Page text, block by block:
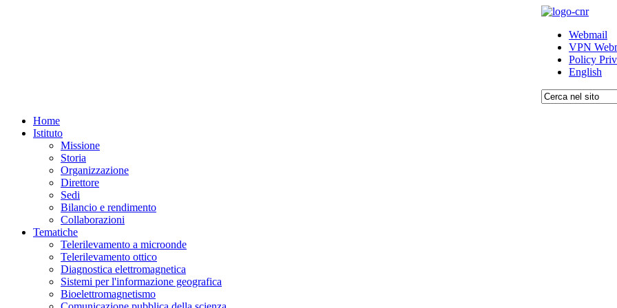
Webmail
VPN
Policy
English
Home
Istituto
Missione
Storia
Organizzazione
Direttore
Sedi
Bilancio e rendimento
Collaborazioni
Tematiche
Telerilevamento a microonde
Telerilevamento ottico
Diagnostica elettromagnetica
Sistemi per l'informazione geografica
Bioelettromagnetismo